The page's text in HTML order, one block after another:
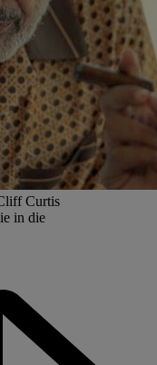
Curtis
in die